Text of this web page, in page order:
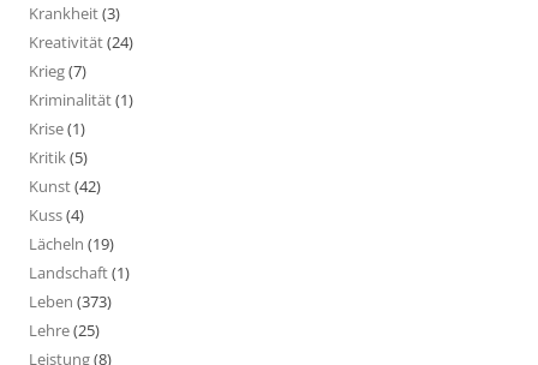
Krankheit(3)
Kreativität(24)
Krieg(7)
Kriminalität(1)
Krise(1)
Kritik(5)
Kunst(42)
Kuss(4)
Lächeln (19)
Landschaft(1)
Leben (373)
Lehre(25)
Leistung(8)